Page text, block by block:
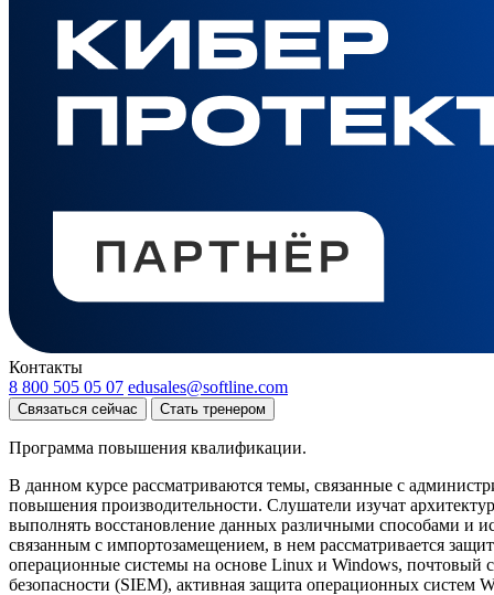
Контакты
8 800 505 05 07 edusales@softline.com
Связаться сейчас Стать тренером
Программа повышения квалификации.
В данном курсе рассматриваются темы, связанные с
повышения производительности. Слушатели изучат
выполнять восстановление данных различными способами и
связанным с импортозамещением, в нем рассматривается
операционные системы на основе Linux и Windows, почтовый
безопасности (SIEM), активная защита операционных систем